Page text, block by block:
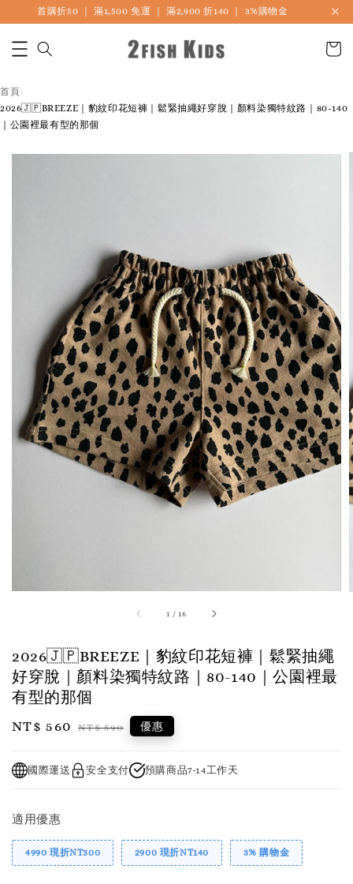
首購折50 ｜ 滿1,500 免運 ｜ 滿2,900 折140 ｜ 3%購物金
首頁›
2026🇯🇵BREEZE｜豹紋印花短褲｜鬆緊抽繩好穿脫｜顏料染獨特紋路｜80-140
｜公園裡最有型的那個
1 /16
2026🇯🇵BREEZE｜豹紋印花短褲｜鬆緊抽繩
好穿脫｜顏料染獨特紋路｜80-140｜公園裡最
有型的那個
Sale
NT$ 560 Regular
NT$ 590 優惠
國際運送 安全支付 預購商品7-14工作天
適用優惠
4990 現折NT300 2900 現折NT140 3% 購物金